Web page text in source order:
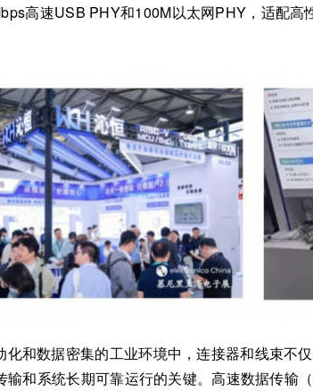
高速USB PHY和100M以太网PHY，适配高
化和数据密集的工业环境中，连接器和线束不
输和系统长期可靠运行的关键。高速数据传输